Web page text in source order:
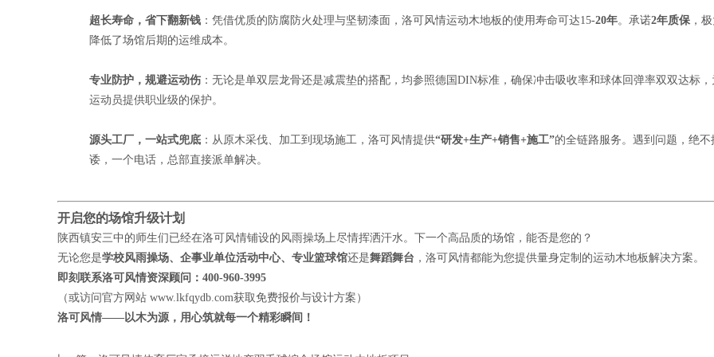
超长寿命，省下翻新钱 ：凭借优质的防腐防火处理与坚韧漆面，洛可风情运动木地板的使用寿命可达15-20年。承诺2年质保 ，
降低了场馆后期的运维成本。
专业防护，规避运动伤 ：无论是单双层龙骨还是减震垫的搭配，均参照德国DIN标准，确保冲击吸收率和球体回弹率双双达标，
运动员提供职业级的保护。
源头工厂，一站式兜底 ：从原木采伐、加工到现场施工，洛可风情提供“研发+生产+销售+施工”的全链路服务。遇到问题，绝不
诿，一个电话，总部直接派单解决。
开启您的场馆升级计划
陕西镇安三中的师生们已经在洛可风情铺设的风雨操场上尽情挥洒汗水。下一个高品质的场馆，能否是您的？
无论您是学校风雨操场、企事业单位活动中心、专业篮球馆还是舞蹈舞台 ，洛可风情都能为您提供量身定制的运动木地板解决方案。
即刻联系洛可风情资深顾问：400-960-3995
（或访问官方网站 www.lkfqydb.com获取免费报价与设计方案）
洛可风情——以木为源，用心筑就每一个精彩瞬间！